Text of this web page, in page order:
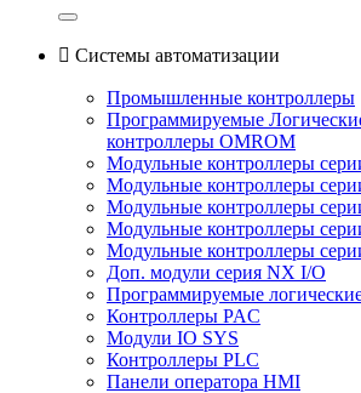
 Системы автоматизации
Промышленные контроллеры
Программируемые
контроллеры OMROM
Модульные контроллеры
Модульные контроллеры
Модульные контроллеры
Модульные контроллеры
Модульные контроллеры
Доп. модули серия NX I/O
Программируемые
Контроллеры PAC
Модули IO SYS
Контроллеры PLC
Панели оператора HMI